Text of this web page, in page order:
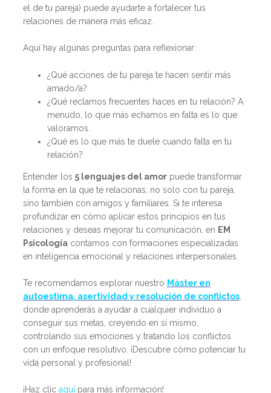
el de tu pareja) puede ayudarte a fortalecer tus
relaciones de manera más eficaz.
Aquí hay algunas preguntas para reflexionar:
¿Qué acciones de tu pareja te hacen sentir más
amado/a?
¿Qué reclamos frecuentes haces en tu relación? A
menudo, lo que más echamos en falta es lo que
valoramos.
¿Qué es lo que más te duele cuando falta en tu
relación?
Entender los 5 lenguajes del amor puede transformar
la forma en la que te relacionas, no solo con tu pareja,
sino también con amigos y familiares. Si te interesa
profundizar en cómo aplicar estos principios en tus
relaciones y deseas mejorar tu comunicación, en EM
Psicología contamos con formaciones especializadas
en inteligencia emocional y relaciones interpersonales.
Te recomendamos explorar nuestro Máster en
autoestima, asertividad y resolución de conflictos
donde aprenderás a ayudar a cualquier individuo a
conseguir sus metas, creyendo en sí mismo,
controlando sus emociones y tratando los conflictos
con un enfoque resolutivo. ¡Descubre cómo potenciar tu
vida personal y profesional!
¡Haz clic aquí para más información!